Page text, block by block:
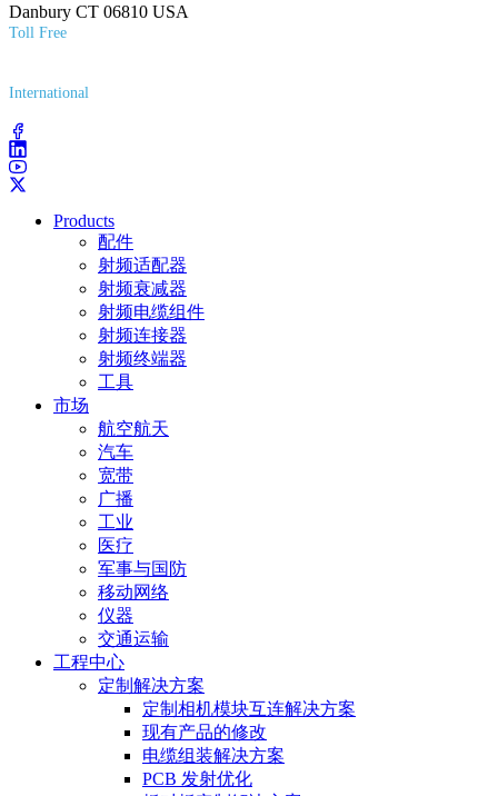
Danbury CT 06810 USA
Toll Free
International
Products
配件
射频适配器
射频衰减器
射频电缆组件
射频连接器
射频终端器
工具
市场
航空航天
汽车
宽带
广播
工业
医疗
军事与国防
移动网络
仪器
交通运输
工程中心
定制解决方案
定制相机模块互连解决方案
现有产品的修改
电缆组装解决方案
PCB 发射优化